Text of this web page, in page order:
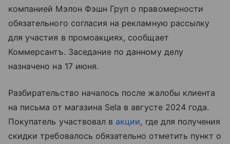
компанией Мэлон Фэшн Груп о правомерности
обязательного согласия на рекламную рассылку
для участия в промоакциях, сообщает
Коммерсантъ. Заседание по данному делу
назначено на 17 июня.
Разбирательство началось после жалобы клиента
на письма от магазина Sela в августе 2024 года.
Покупатель участвовал в акции, где для получения
скидки требовалось обязательно отметить пункт о